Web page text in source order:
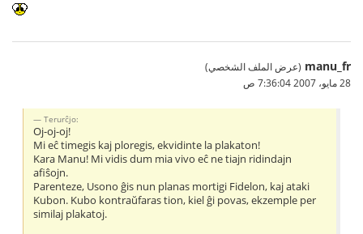
manu_fr (عرض الملف الشخصي)
28 مايو، 2007 7:36:04 ص
Terurĉjo:
Oj-oj-oj!
Mi eĉ timegis kaj ploregis, ekvidinte la plakaton!
Kara Manu! Mi vidis dum mia vivo eĉ ne tiajn ridindajn
afiŝojn.
Parenteze, Usono ĝis nun planas mortigi Fidelon, kaj ataki
Kubon. Kubo kontraŭfaras tion, kiel ĝi povas, ekzemple per
similaj plakatoj.